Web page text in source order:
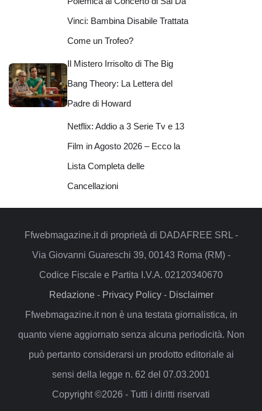
Vinci: Bambina Disabile Trattata
Come un Trofeo?
Il Mistero Irrisolto di The Big
Bang Theory: La Lettera del
Padre di Howard
Netflix: Addio a 3 Serie Tv e 13
Film in Agosto 2026 – Ecco la
Lista Completa delle
Cancellazioni
Ffwebmagazine.it di proprietà di DADAFREE SRL -
Via Giovanni Guareschi 39, 00143 Roma (RM) -
Codice Fiscale e Partita I.V.A. 02120340670
Redazione- Privacy Policy- Disclaimer
Ffwebmagazine.it non è una testata giornalistica, in
quanto viene aggiornato senza alcuna periodicità. Non
può pertanto considerarsi un prodotto editoriale ai
sensi della legge n. 62 del 07.03.2001
Copyright ©2026 - Tutti i diritti riservati